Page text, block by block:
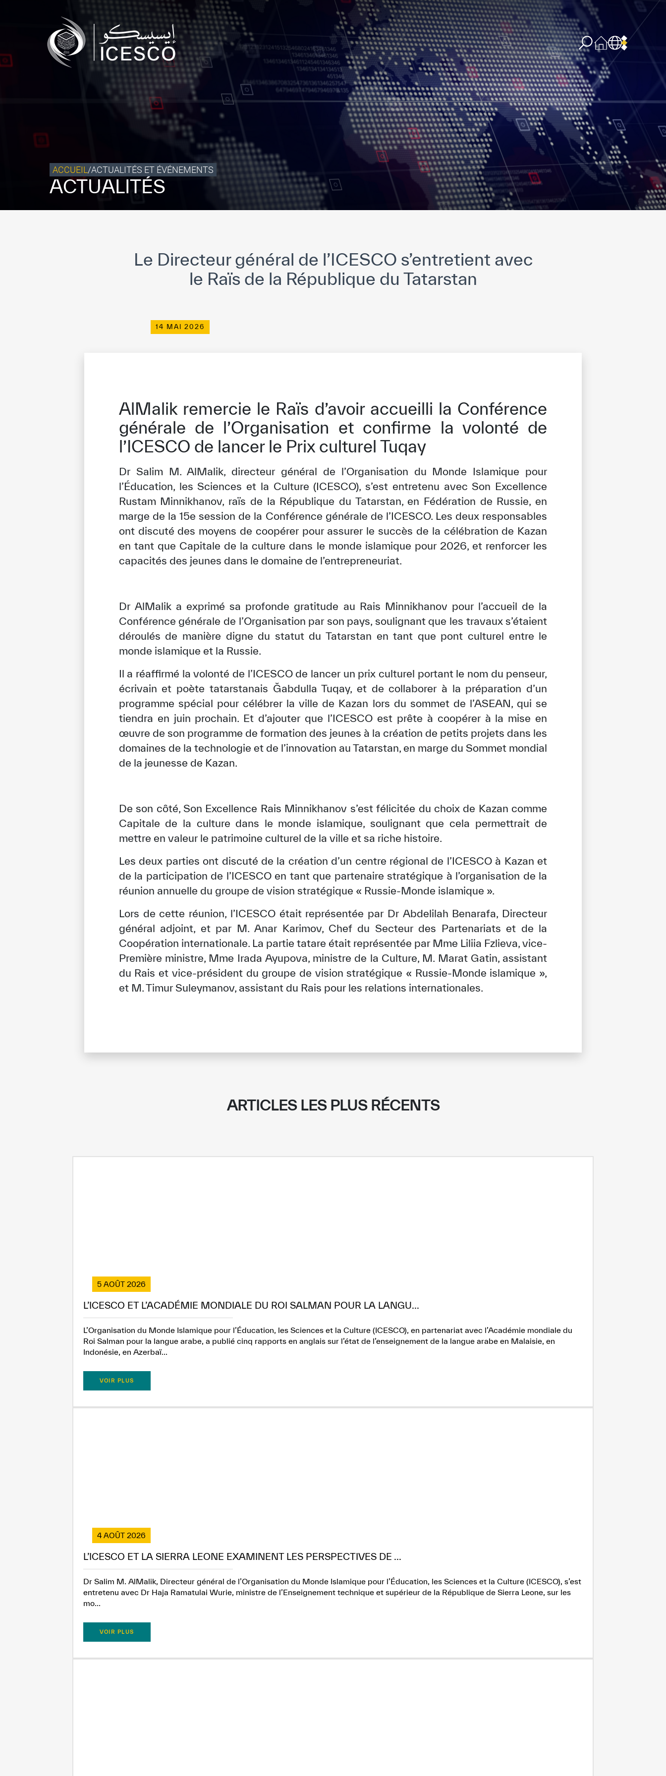
Qui sommes-nous ?
Ce que nous faisons
Notre impact
Données et perspectives
Centre des Médias
S’engager
Politique de confidentialité Politique et procédure concernant l’IA PPSSI Droit d’auteur Clause de non-responsabilité
Extremely Dissatisfied Extremely Satisfied
ACCUEIL /ACTUALITÉS ET ÉVÉNEMENTS
ACTUALITÉS
Le Directeur général de l’ICESCO s’entretient avec
le Raïs de la République du Tatarstan
14 MAI 2026
AlMalik remercie le Raïs d’avoir accueilli la Conférence
générale de l’Organisation et confirme la volonté de
l’ICESCO de lancer le Prix culturel Tuqay
Dr Salim M. AlMalik, directeur général de l’Organisation du Monde Islamique pour
l’Éducation, les Sciences et la Culture (ICESCO), s’est entretenu avec Son Excellence
Rustam Minnikhanov, raïs de la République du Tatarstan, en Fédération de Russie, en
marge de la 15e session de la Conférence générale de l’ICESCO. Les deux responsables
ont discuté des moyens de coopérer pour assurer le succès de la célébration de Kazan
en tant que Capitale de la culture dans le monde islamique pour 2026, et renforcer les
capacités des jeunes dans le domaine de l’entrepreneuriat.
Dr AlMalik a exprimé sa profonde gratitude au Rais Minnikhanov pour l’accueil de la
Conférence générale de l’Organisation par son pays, soulignant que les travaux s’étaient
déroulés de manière digne du statut du Tatarstan en tant que pont culturel entre le
monde islamique et la Russie.
Il a réaffirmé la volonté de l’ICESCO de lancer un prix culturel portant le nom du penseur,
écrivain et poète tatarstanais Ğabdulla Tuqay, et de collaborer à la préparation d’un
programme spécial pour célébrer la ville de Kazan lors du sommet de l’ASEAN, qui se
tiendra en juin prochain. Et d’ajouter que l’ICESCO est prête à coopérer à la mise en
œuvre de son programme de formation des jeunes à la création de petits projets dans les
domaines de la technologie et de l’innovation au Tatarstan, en marge du Sommet mondial
de la jeunesse de Kazan.
De son côté, Son Excellence Rais Minnikhanov s’est félicitée du choix de Kazan comme
Capitale de la culture dans le monde islamique, soulignant que cela permettrait de
mettre en valeur le patrimoine culturel de la ville et sa riche histoire.
Les deux parties ont discuté de la création d’un centre régional de l’ICESCO à Kazan et
de la participation de l’ICESCO en tant que partenaire stratégique à l’organisation de la
réunion annuelle du groupe de vision stratégique « Russie-Monde islamique ».
Lors de cette réunion, l’ICESCO était représentée par Dr Abdelilah Benarafa, Directeur
général adjoint, et par M. Anar Karimov, Chef du Secteur des Partenariats et de la
Coopération internationale. La partie tatare était représentée par Mme Liliia Fzlieva, vice-
Première ministre, Mme Irada Ayupova, ministre de la Culture, M. Marat Gatin, assistant
du Rais et vice-président du groupe de vision stratégique « Russie-Monde islamique »,
et M. Timur Suleymanov, assistant du Rais pour les relations internationales.
ARTICLES LES PLUS RÉCENTS
5 AOÛT 2026
L’ICESCO ET L’ACADÉMIE MONDIALE DU ROI SALMAN POUR LA LANGU...
L’Organisation du Monde Islamique pour l’Éducation, les Sciences et la Culture (ICESCO), en partenariat avec l’Académie mondiale du
Roi Salman pour la langue arabe, a publié cinq rapports en anglais sur l’état de l’enseignement de la langue arabe en Malaisie, en
Indonésie, en Azerbaï...
VOIR PLUS
4 AOÛT 2026
L’ICESCO ET LA SIERRA LEONE EXAMINENT LES PERSPECTIVES DE ...
Dr Salim M. AlMalik, Directeur général de l’Organisation du Monde Islamique pour l’Éducation, les Sciences et la Culture (ICESCO), s’est
entretenu avec Dr Haja Ramatulai Wurie, ministre de l’Enseignement technique et supérieur de la République de Sierra Leone, sur les
mo...
VOIR PLUS